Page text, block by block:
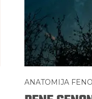
ANATOMIJA